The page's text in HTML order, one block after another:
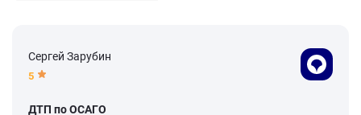
Сергей Зарубин
5
ДТП по ОСАГО